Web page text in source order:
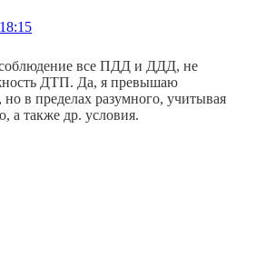
соблюдение все ПДД и ДДД, не
ДТП. Да, я превышаю
в пределах разумного, учитывая
а также др. условия.